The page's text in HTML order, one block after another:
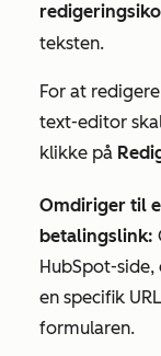
teksten.
For at
text-editor
klikke på
Omdiriger til
betalingslink:
HubSpot-
en specifik
formularen.